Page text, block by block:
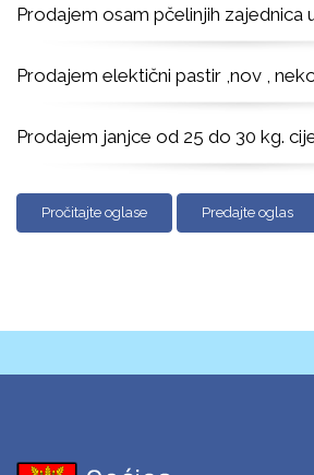
Prodajem osam pčelinjih zajednica
Prodajem elektični pastir ,nov ,
Prodajem janjce od 25 do 30 kg.
Pročitajte oglase Predajte oglas